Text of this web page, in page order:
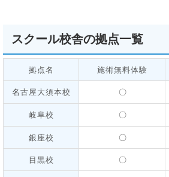
スクール校舎の拠点一覧
拠点名 施術無料体験
名古屋大須本校 〇
岐阜校 〇
銀座校 〇
目黒校 〇